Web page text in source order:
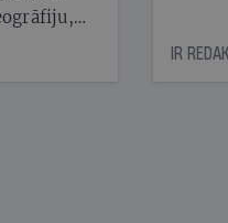
uzticas
tad, kad
IR